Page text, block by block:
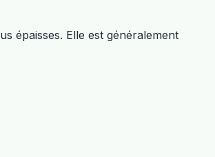
épaisses. Elle est généralement